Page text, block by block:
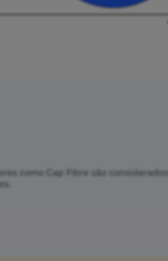
como Cap Fibre são considerados